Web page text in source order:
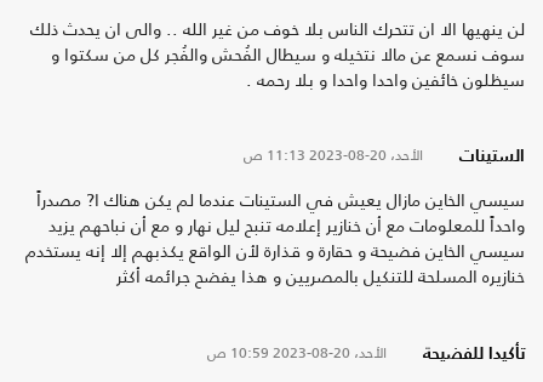
لن ينهيها الا ان تتحرك الناس بلا خوف من غير الله .. والى ان يحدث ذلك
سوف نسمع عن مالا نتخيله و سيطال الفُحش والفُجر كل من سكتوا و
سيظلون خائفين واحدا واحدا و بلا رحمه .
الستينات الأحد، 20-08-2023 11:13 ص
سيسي الخاين مازال يعيش في الستينات عندما لم يكن هناك ا? مصدراً
واحداً للمعلومات مع أن خنازير إعلامه تنبح ليل نهار و مع أن نباحهم يزيد
سيسي الخاين فضيحة و حقارة و قذارة لأن الواقع يكذبهم إلا إنه يستخدم
خنازيره المسلحة للتنكيل بالمصريين و هذا يفضح جرائمه أكثر
تأكيدا للفضيحة الأحد، 20-08-2023 10:59 ص